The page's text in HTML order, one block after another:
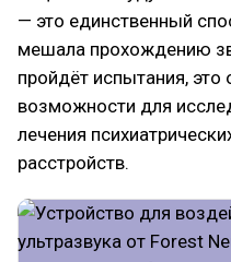
— это единственный
мешала прохождению
пройдёт испытания, это
возможности для
лечения
расстройств.